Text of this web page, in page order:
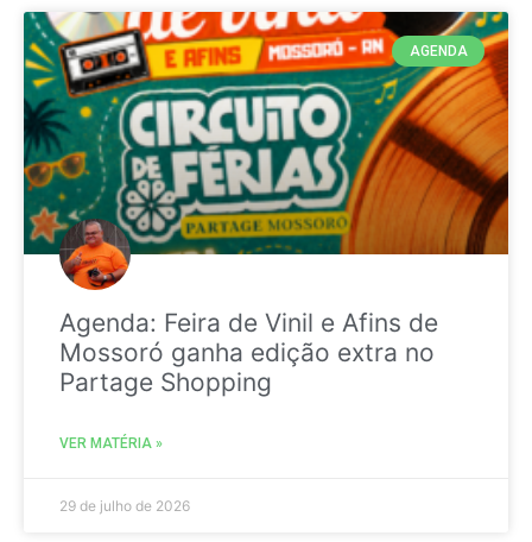
AGENDA
Agenda: Feira de Vinil e Afins de
Mossoró ganha edição extra no
Partage Shopping
VER MATÉRIA »
29 de julho de 2026